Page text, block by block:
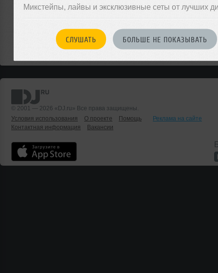
Микстейпы, лайвы и эксклюзивные сеты от лучших
СЛУШАТЬ БОЛЬШЕ НЕ ПОКАЗЫВАТЬ
чтобы оставить комментарий
© 2001 — 2026 «DJ.ru» Все права защищены.
Условия использования
О проекте Помощь
Реклама на сайте
Контактная информация
Вакансии